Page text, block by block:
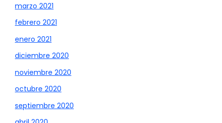
marzo 2021
febrero 2021
enero 2021
diciembre 2020
noviembre 2020
octubre 2020
septiembre 2020